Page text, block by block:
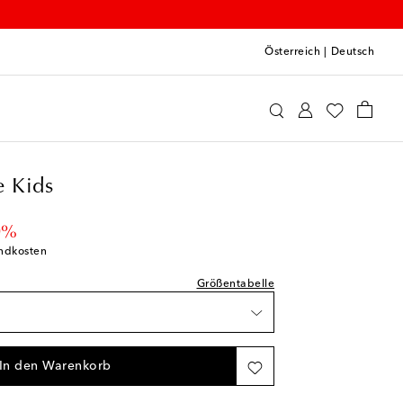
Österreich Deutsch
Kids
Größentabelle
Verfügbarkeit
In den Warenkorb